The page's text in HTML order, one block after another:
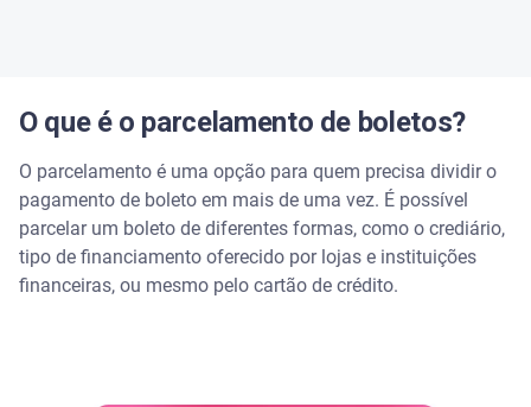
O que é o parcelamento de boletos?
O parcelamento é uma opção para quem precisa dividir o
pagamento de boleto em mais de uma vez. É possível
parcelar um boleto de diferentes formas, como o crediário,
tipo de financiamento oferecido por lojas e instituições
financeiras, ou mesmo pelo cartão de crédito.